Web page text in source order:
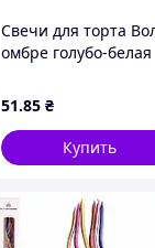
Свечи для торта
омбре голубо-белая
ТМ PELICAN
51.85 ₴
Купить